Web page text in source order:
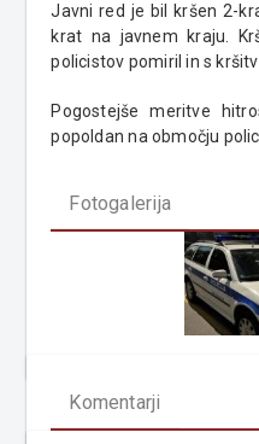
Javni red je bil kršen 2-
krat na javnem kraju.
policistov pomiril in s
Pogostejše meritve
popoldan na območju
Fotogalerija
Komentarji